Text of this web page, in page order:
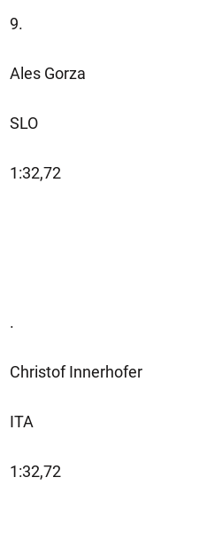
9.
Ales Gorza
SLO
1:32,72
.
Christof Innerhofer
ITA
1:32,72